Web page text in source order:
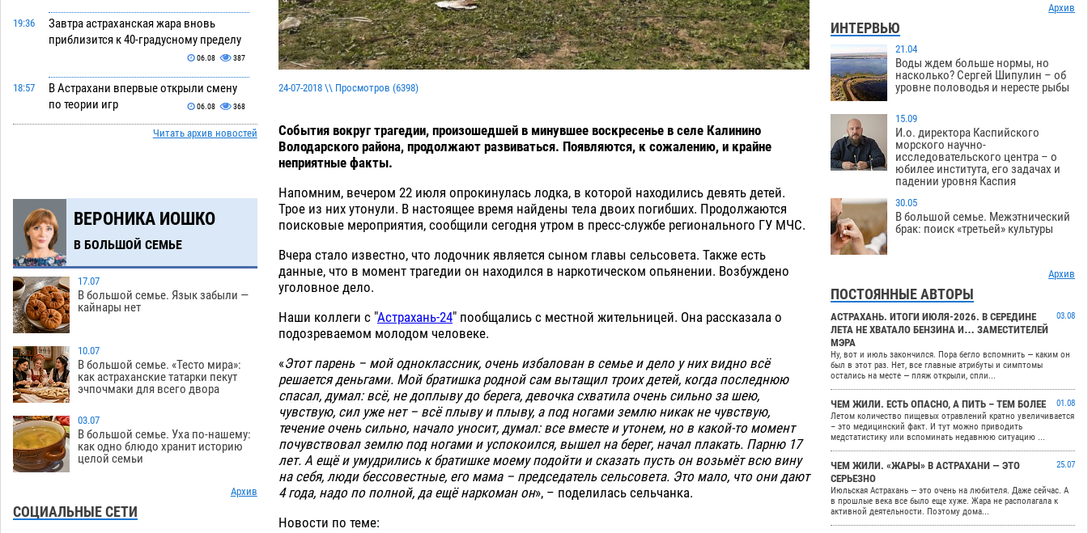
19:36
Завтра астраханская жара вновь
приблизится к 40-градусному пределу
06.08 387
18:57
В Астрахани впервые открыли смену
по теории игр
06.08 368
В пятницу без электричества окажутся
17:40
В астраханском поселке ведутся
работы по двум федеральным
проектам
16:59
Модное дефиле собак и кошек пройдет
в Астрахани
16:36
Огромного сома вытащили из Волги
на набережной в Астрахани
16:02
Предприниматели с рынка
Жилгородок в Астрахани продолжают
снесут
06.08 465
15:22
Ящерицу из астраханской пустыни
поместили на новой серебряной
346
Читать архив новостей
ВЕРОНИКА ИОШКО
В БОЛЬШОЙ СЕМЬЕ
17.07
В большой семье. Язык забыли —
кайнары нет
10.07
В большой семье. «Тесто мира»:
как астраханские татарки пекут
эчпочмаки для всего двора
03.07
В большой семье. Уха по-нашему:
как одно блюдо хранит историю
целой семьи
Архив
СОЦИАЛЬНЫЕ СЕТИ
24-07-2018 \\ Просмотров (6398)
События вокруг трагедии, произошедшей в минувшее воскресенье в селе Калинино
Володарского района, продолжают развиваться. Появляются, к сожалению, и крайне
неприятные факты.
Напомним, вечером 22 июля опрокинулась лодка, в которой находились девять детей.
Трое из них утонули. В настоящее время найдены тела двоих погибших. Продолжаются
поисковые мероприятия, сообщили сегодня утром в пресс-службе регионального ГУ МЧС.
Вчера стало известно, что лодочник является сыном главы сельсовета. Также есть
данные, что в момент трагедии он находился в наркотическом опьянении. Возбуждено
уголовное дело.
Наши коллеги с "Астрахань-24" пообщались с местной жительницей. Она рассказала о
подозреваемом молодом человеке.
«Этот парень – мой одноклассник, очень избалован в семье и дело у них видно всё
решается деньгами. Мой братишка родной сам вытащил троих детей, когда последнюю
спасал, думал: всё, не доплыву до берега, девочка схватила очень сильно за шею,
чувствую, сил уже нет – всё плыву и плыву, а под ногами землю никак не чувствую,
течение очень сильно, начало уносит, думал: все вместе и утонем, но в какой-то момент
почувствовал землю под ногами и успокоился, вышел на берег, начал плакать. Парню 17
лет. А ещё и умудрились к братишке моему подойти и сказать пусть он возьмёт всю вину
на себя, люди бессовестные, его мама – председатель сельсовета. Это мало, что они дают
4 года, надо по полной, да ещё наркоман он», – поделилась сельчанка.
Новости по теме:
Архив
ИНТЕРВЬЮ
21.04
Воды ждем больше нормы, но
насколько? Сергей Шипулин – об
уровне половодья и нересте рыбы
15.09
И.о. директора Каспийского
морского научно-
исследовательского центра – о
юбилее института, его задачах и
падении уровня Каспия
30.05
В большой семье. Межэтнический
брак: поиск «третьей» культуры
Архив
ПОСТОЯННЫЕ АВТОРЫ
АСТРАХАНЬ. ИТОГИ ИЮЛЯ-2026. В СЕРЕДИНЕ
ЛЕТА НЕ ХВАТАЛО БЕНЗИНА И… ЗАМЕСТИТЕЛЕЙ
МЭРА
03.08
Ну, вот и июль закончился. Пора бегло вспомнить — каким он
был в этот раз. Нет, все главные атрибуты и симптомы
остались на месте — пляж открыли, спли...
ЧЕМ ЖИЛИ. ЕСТЬ ОПАСНО, А ПИТЬ – ТЕМ БОЛЕЕ
01.08
Летом количество пищевых отравлений кратно увеличивается
– это медицинский факт. И тут можно приводить
медстатистику или вспоминать недавнюю ситуацию ...
ЧЕМ ЖИЛИ. «ЖАРЫ» В АСТРАХАНИ — ЭТО
СЕРЬЕЗНО
25.07
Июльская Астрахань — это очень на любителя. Даже сейчас. А
в прошлые века все было еще хуже. Жара не располагала к
активной деятельности. Поэтому дома...